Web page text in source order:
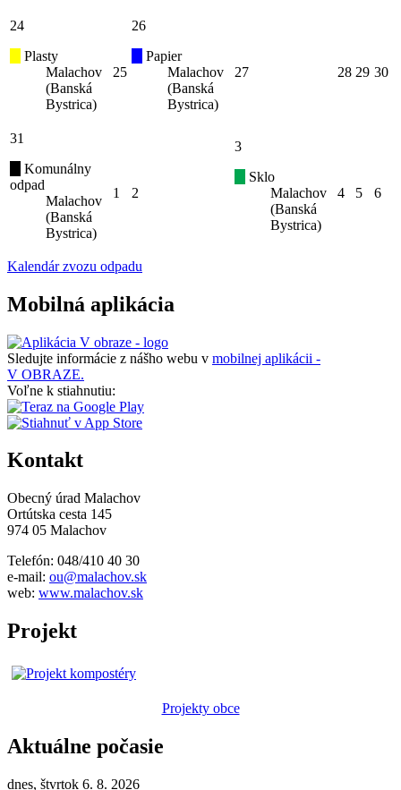
24
Plasty
Malachov
(Banská
Bystrica)
25
26
Papier
Malachov
(Banská
Bystrica)
27 28 29 30
31
Komunálny
odpad
Malachov
(Banská
Bystrica)
1 2
3
Sklo
Malachov
(Banská
Bystrica)
4 5 6
Kalendár zvozu odpadu
Mobilná aplikácia
Sledujte informácie z nášho webu v mobilnej aplikácii -
V OBRAZE.
Voľne k stiahnutiu:
Kontakt
Obecný úrad Malachov
Ortútska cesta 145
974 05 Malachov
Telefón: 048/410 40 30
e-mail: ou@malachov.sk
web: www.malachov.sk
Projekt
Projekty obce
Aktuálne počasie
dnes, štvrtok 6. 8. 2026